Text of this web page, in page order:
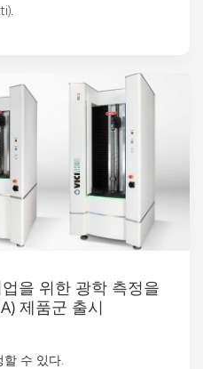
을 위한 광학 측정을
제품군 출시
할 수 있다.